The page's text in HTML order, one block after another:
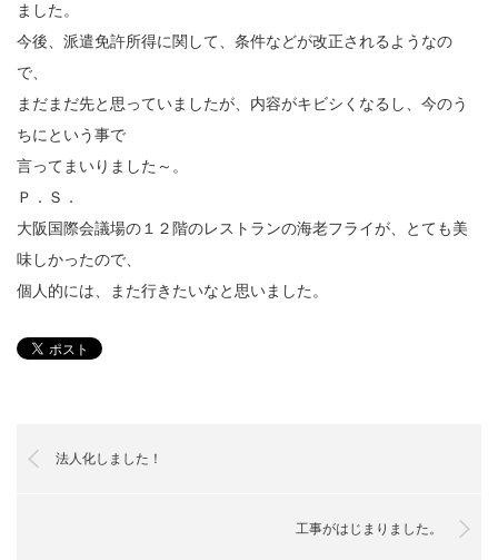
ました。
今後、派遣免許所得に関して、条件などが改正されるようなの
で、
まだまだ先と思っていましたが、内容がキビシくなるし、今のう
ちにという事で
言ってまいりました～。
Ｐ．Ｓ．
大阪国際会議場の１２階のレストランの海老フライが、とても美
味しかったので、
個人的には、また行きたいなと思いました。
法人化しました！
工事がはじまりました。